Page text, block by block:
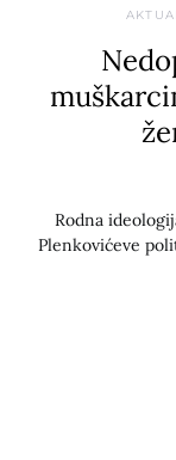
Rodna
Plenkovićeve